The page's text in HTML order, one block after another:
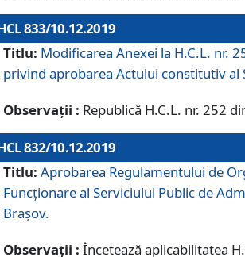
833/10.12.2019
Titlu: Modificarea Anexei la H.C.L. nr.
privind aprobarea Actului constitutiv al
Observații : Republică H.C.L. nr. 252
832/10.12.2019
Titlu: Aprobarea Regulamentului de
Funcționare al Serviciului Public de
Brașov.
Observații : Încetează aplicabilitatea